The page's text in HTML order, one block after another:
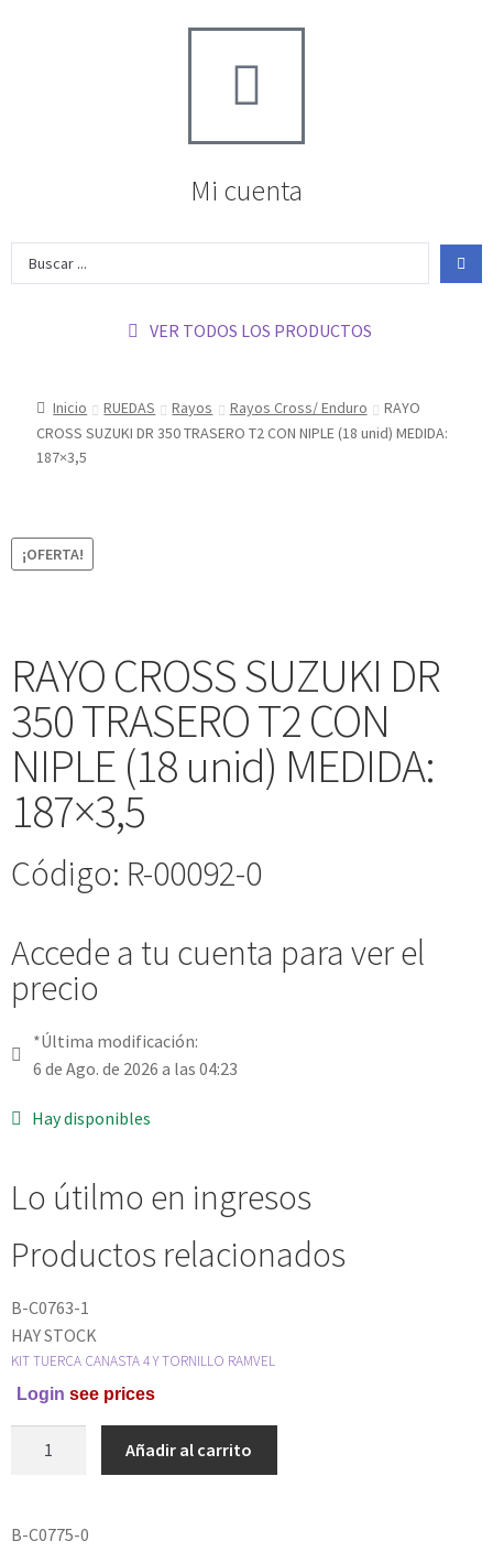
Mi cuenta
VER TODOS LOS PRODUCTOS
Inicio RUEDAS Rayos Rayos Cross/ Enduro
RAYO
CROSS SUZUKI DR 350 TRASERO T2 CON NIPLE (18 unid) MEDIDA:
187×3,5
¡OFERTA!
RAYO CROSS SUZUKI DR
350 TRASERO T2 CON
NIPLE (18 unid) MEDIDA:
187×3,5
Código: R-00092-0
Accede a tu cuenta para ver el
precio
*Última modificación:
6 de Ago. de 2026 a las 04:23
Hay disponibles
Lo útilmo en ingresos
Productos relacionados
B-C0763-1
HAY STOCK
KIT TUERCA CANASTA 4 Y TORNILLO RAMVEL
Login see prices
Añadir al carrito
B-C0775-0